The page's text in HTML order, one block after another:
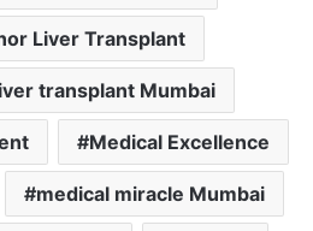
Liver Transplant
transplant Mumbai
Medical Excellence
medical miracle Mumbai